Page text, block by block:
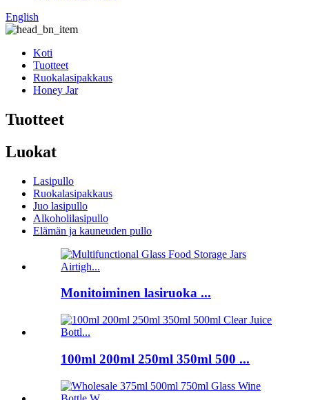
English
Koti
Tuotteet
Ruokalasipakkaus
Honey Jar
Tuotteet
Luokat
Lasipullo
Ruokalasipakkaus
Juo lasipullo
Alkoholilasipullo
Elämän ja kauneuden pullo
Monitoiminen lasiruoka ...
100ml 200ml 250ml 350ml 500 ...